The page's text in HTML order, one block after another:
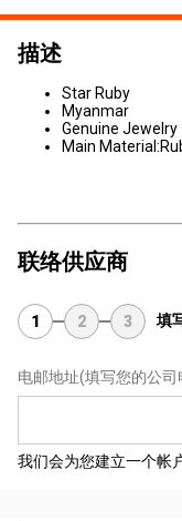
描述
Star Ruby
Myanmar
Genuine Jewelry
Main
联络供应商
1 2 3 填
电邮地址(填写您的公司
我们会为您建立一个帐